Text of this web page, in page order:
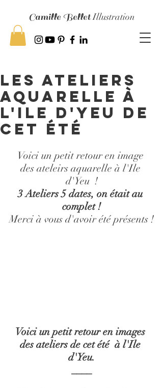
Camille BelletIllustration
les ateliers
aquarelle à
l'ile d'yeu de
cet été
Voici un petit retour en image
des ateleirs aquarelle à l'Ile
d'Yeu  !
3 Ateliers 5 dates, on était au
complet !
Merci à vous d'avoir été présents !
Voici un petit retour en images
des ateliers de cet été  à l'Ile
d'Yeu.
____